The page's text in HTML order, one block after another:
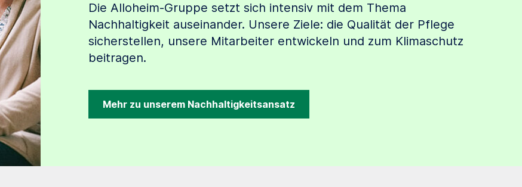
Die Alloheim-Gruppe setzt sich intensiv mit dem Thema
Nachhaltigkeit auseinander. Unsere Ziele: die Qualität der Pflege
sicherstellen, unsere Mitarbeiter entwickeln und zum Klimaschutz
beitragen.
Mehr zu unserem Nachhaltigkeitsansatz